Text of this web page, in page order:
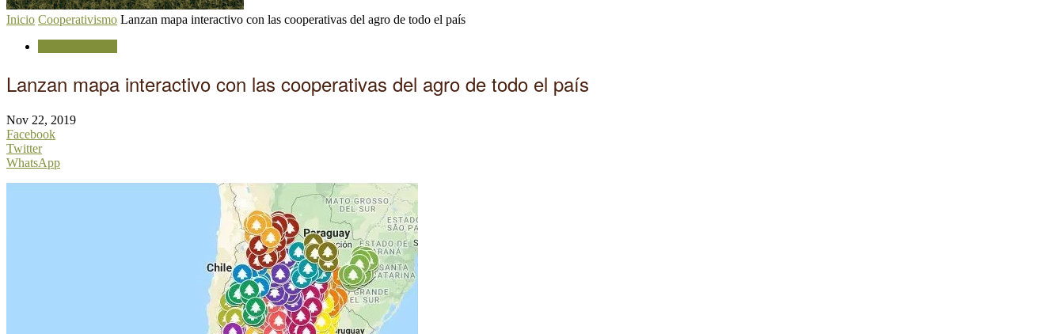
Inicio Cooperativismo Lanzan mapa interactivo con las cooperativas del agro de todo el país
Lanzan mapa interactivo con las cooperativas del agro de todo el país
Nov 22, 2019
Facebook
Twitter
WhatsApp